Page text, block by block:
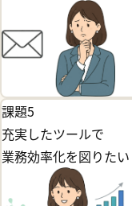
課題5
充実したツールで
業務効率化を図りたい